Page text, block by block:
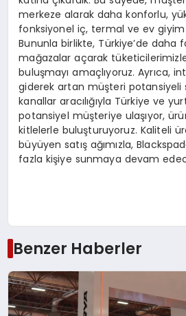
merkeze alarak daha konforlu,
fonksiyonel iç, termal ve ev giyim
Bununla birlikte, Türkiye’de daha
mağazalar açarak
buluşmayı amaçlıyoruz. Ayrıca,
giderek artan müşteri potansiyeli
kanallar aracılığıyla Türkiye ve
potansiyel müşteriye ulaşıyor,
kitlelerle buluşturuyoruz. Kaliteli
büyüyen satış ağımızla,
fazla kişiye sunmaya devam
Benzer Haberler